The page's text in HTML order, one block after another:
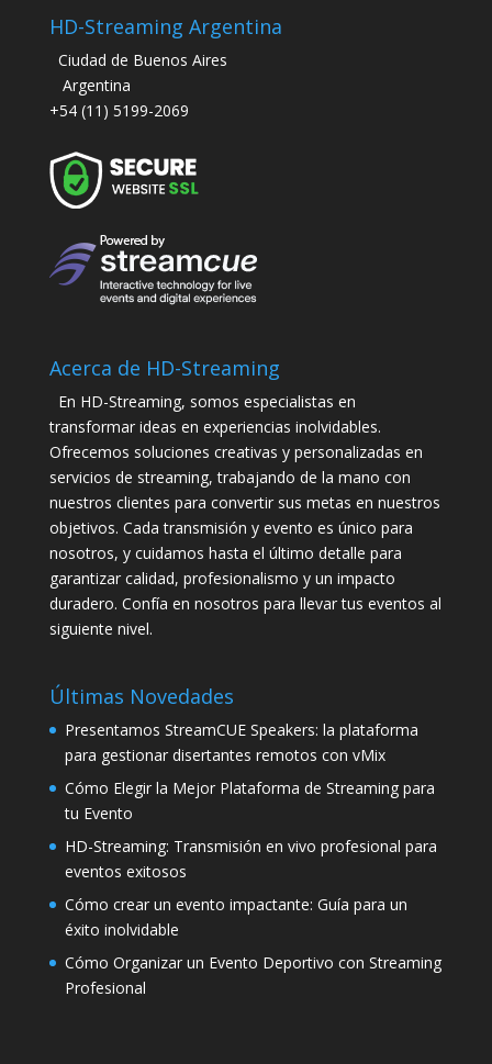
HD-Streaming Argentina
Ciudad de Buenos Aires
Argentina
+54 (11) 5199-2069
Acerca de HD-Streaming
En HD-Streaming, somos especialistas en
transformar ideas en experiencias inolvidables.
Ofrecemos soluciones creativas y personalizadas en
servicios de streaming, trabajando de la mano con
nuestros clientes para convertir sus metas en nuestros
objetivos. Cada transmisión y evento es único para
nosotros, y cuidamos hasta el último detalle para
garantizar calidad, profesionalismo y un impacto
duradero. Confía en nosotros para llevar tus eventos al
siguiente nivel.
Últimas Novedades
Presentamos StreamCUE Speakers: la plataforma
para gestionar disertantes remotos con vMix
Cómo Elegir la Mejor Plataforma de Streaming para
tu Evento
HD-Streaming: Transmisión en vivo profesional para
eventos exitosos
Cómo crear un evento impactante: Guía para un
éxito inolvidable
Cómo Organizar un Evento Deportivo con Streaming
Profesional